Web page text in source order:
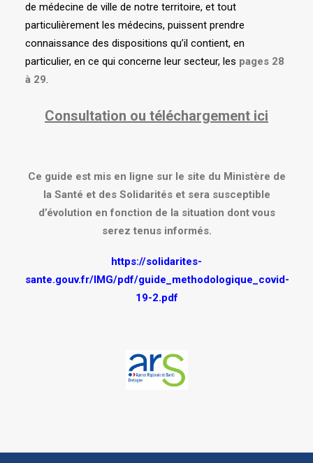
de médecine de ville de notre territoire, et tout
particulièrement les médecins, puissent prendre
connaissance des dispositions qu’il contient, en
particulier, en ce qui concerne leur secteur, les pages 28
à 29.
Consultation ou téléchargement ici
Ce guide est mis en ligne sur le site du Ministère de
la Santé et des Solidarités et sera susceptible
d’évolution en fonction de la situation dont vous
serez tenus informés.
https://solidarites-
sante.gouv.fr/IMG/pdf/guide_methodologique_covid-
19-2.pdf